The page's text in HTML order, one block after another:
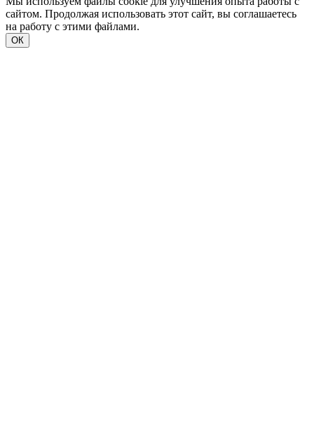
сайтом. Продолжая использовать этот сайт, вы соглашаетесь
на работу с этими файлами.
ОК